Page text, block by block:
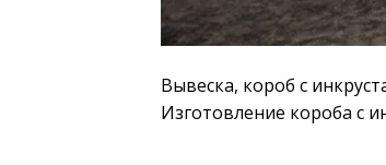
Вывеска, короб с
Изготовление короба с